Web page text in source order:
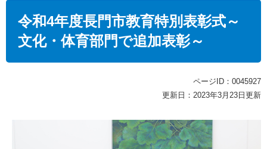
令和4年度長門市教育特別表彰式～
文化・体育部門で追加表彰～
ページID：0045927
更新日：2023年3月23日更新